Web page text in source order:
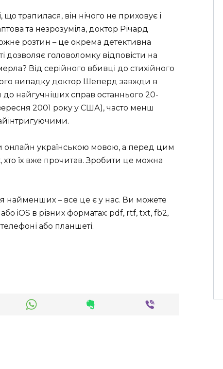
трапилася, він нічого не приховує і
та незрозуміла, доктор Річард
розтин – це окрема детективна
дозволяє головоломку відповісти на
Від серійного вбивці до стихійного
випадку доктор Шеперд завжди в
до найгучніших справ останнього 20-
2001 року у США), часто менш
онлайн українською мовою, а перед цим
їх вже прочитав. Зробити це можна
найменших – все це є у нас. Ви можете
iOS в різних форматах: pdf, rtf, txt, fb2,
або планшеті.